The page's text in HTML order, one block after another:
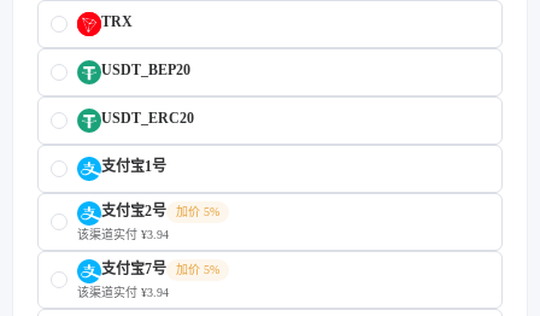
TRX
USDT_BEP20
USDT_ERC20
支付宝1号
支付宝2号
加价 5%
该渠道实付 ¥3.94
支付宝7号
加价 5%
该渠道实付 ¥3.94